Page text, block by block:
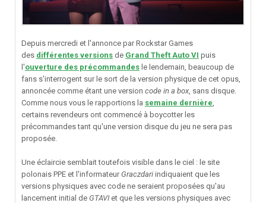
Depuis mercredi et l'annonce par Rockstar Games
des différentes versions de Grand Theft Auto VI puis
l'ouverture des précommandes le lendemain, beaucoup de
fans s'interrogent sur le sort de la version physique de cet opus,
annoncée comme étant une version code in a box , sans disque.
Comme nous vous le rapportions la semaine dernière
certains revendeurs ont commencé à boycotter les
précommandes tant qu'une version disque du jeu ne sera pas
proposée.
Une éclaircie semblait toutefois visible dans le ciel : le site
polonais PPE et l'informateurGraczdari indiquaient que les
versions physiques avec code ne seraient proposées qu'au
lancement initial de GTAVIet que les versions physiques avec